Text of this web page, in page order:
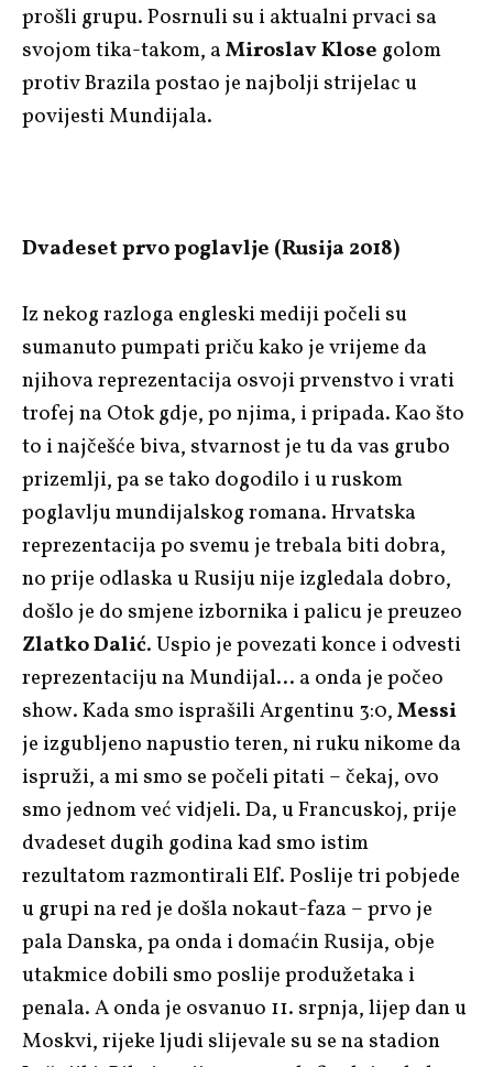
prošli grupu. Posrnuli su i aktualni prvaci sa
svojom tika-takom, aMiroslav Klose golom
protiv Brazila postao je najbolji strijelac u
povijesti Mundijala.
Dvadeset prvo poglavlje (Rusija 2018)
Iz nekog razloga engleski mediji počeli su
sumanuto pumpati priču kako je vrijeme da
njihova reprezentacija osvoji prvenstvo i vrati
trofej na Otok gdje, po njima, i pripada. Kao što
to i najčešće biva, stvarnost je tu da vas grubo
prizemlji, pa se tako dogodilo i u ruskom
poglavlju mundijalskog romana. Hrvatska
reprezentacija po svemu je trebala biti dobra,
no prije odlaska u Rusiju nije izgledala dobro,
došlo je do smjene izbornika i palicu je preuzeo
Zlatko Dalić. Uspio je povezati konce i odvesti
reprezentaciju na Mundijal… a onda je počeo
show. Kada smo isprašili Argentinu 3:0,Messi
je izgubljeno napustio teren, ni ruku nikome da
ispruži, a mi smo se počeli pitati – čekaj, ovo
smo jednom već vidjeli. Da, u Francuskoj, prije
dvadeset dugih godina kad smo istim
rezultatom razmontirali Elf. Poslije tri pobjede
u grupi na red je došla nokaut-faza – prvo je
pala Danska, pa onda i domaćin Rusija, obje
utakmice dobili smo poslije produžetaka i
penala. A onda je osvanuo 11. srpnja, lijep dan u
Moskvi, rijeke ljudi slijevale su se na stadion